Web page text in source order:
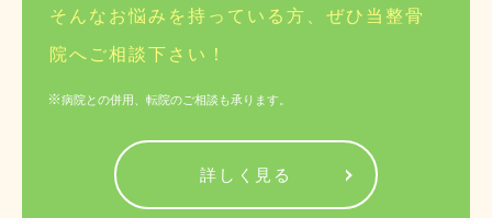
そんなお悩みを持っている方、ぜひ当整骨
院へご相談下さい！
病院との併用、転院のご相談も承ります。
詳しく見る